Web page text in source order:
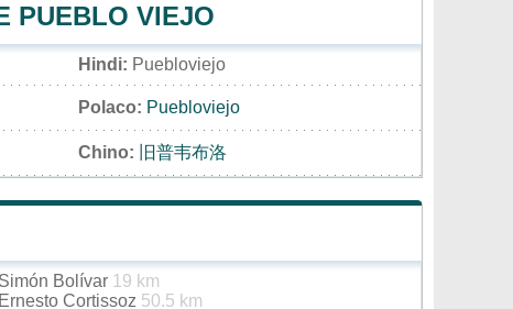
PUEBLO VIEJO
Hindi: Puebloviejo
Polaco: Puebloviejo
Chino: 旧普韦布洛
Bolívar 19 km
Cortissoz 50.5 km